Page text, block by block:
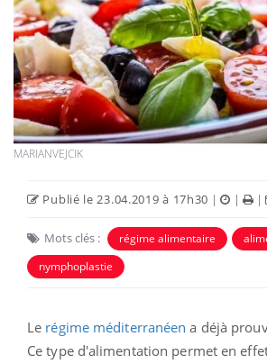
MARIANVEJCIK
Publié le 23.04.2019 à 17h30 | | |
Mots clés : régime alimentaire
nymphoplastie
Le régime méditerranéen a déjà
Ce type d'alimentation permet en